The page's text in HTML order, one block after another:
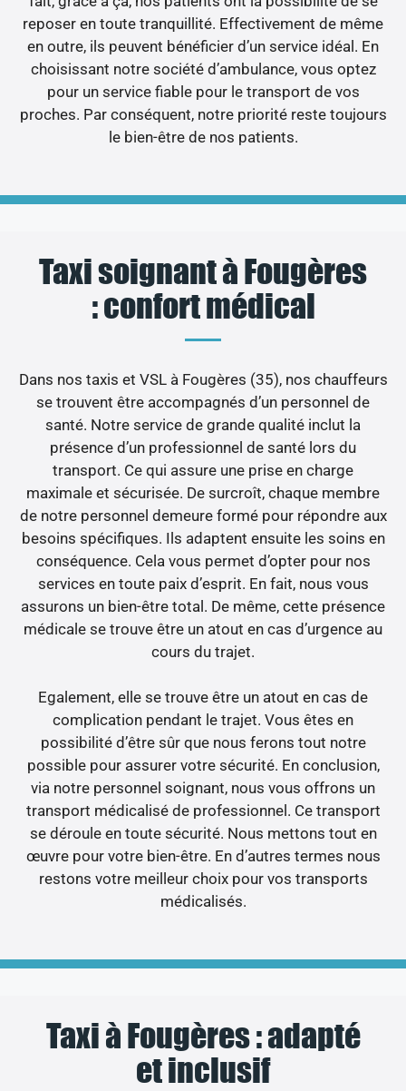
reposer en toute tranquillité. Effectivement de même
en outre, ils peuvent bénéficier d’un service idéal. En
choisissant notre société d’ambulance, vous optez
pour un service fiable pour le transport de vos
proches. Par conséquent, notre priorité reste toujours
le bien-être de nos patients.
Taxi soignant à Fougères
: confort médical
Dans nos taxis et VSL à Fougères (35), nos chauffeurs
se trouvent être accompagnés d’un personnel de
santé. Notre service de grande qualité inclut la
présence d’un professionnel de santé lors du
transport. Ce qui assure une prise en charge
maximale et sécurisée. De surcroît, chaque membre
de notre personnel demeure formé pour répondre aux
besoins spécifiques. Ils adaptent ensuite les soins en
conséquence. Cela vous permet d’opter pour nos
services en toute paix d’esprit. En fait, nous vous
assurons un bien-être total. De même, cette présence
médicale se trouve être un atout en cas d’urgence au
cours du trajet.
Egalement, elle se trouve être un atout en cas de
complication pendant le trajet. Vous êtes en
possibilité d’être sûr que nous ferons tout notre
possible pour assurer votre sécurité. En conclusion,
via notre personnel soignant, nous vous offrons un
transport médicalisé de professionnel. Ce transport
se déroule en toute sécurité. Nous mettons tout en
œuvre pour votre bien-être. En d’autres termes nous
restons votre meilleur choix pour vos transports
médicalisés.
Taxi à Fougères : adapté
et inclusif